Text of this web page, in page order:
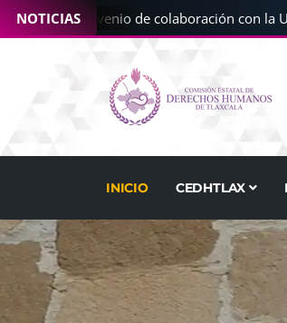
NOTICIAS
convenio de colaboración con la UPET
INICIO CEDHTLAX